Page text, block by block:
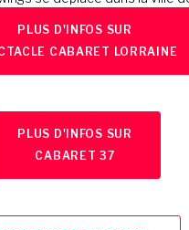
PLUS D'INFOS SUR
CABARET LORRAINE
PLUS D'INFOS SUR
CABARET 37